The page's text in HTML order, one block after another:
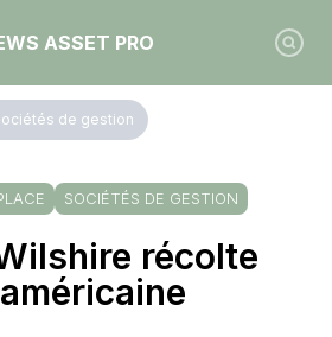
ASSET PRO
de gestion
SOCIÉTÉS DE GESTION
récolte